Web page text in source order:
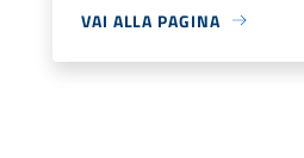
VAI ALLA PAGINA